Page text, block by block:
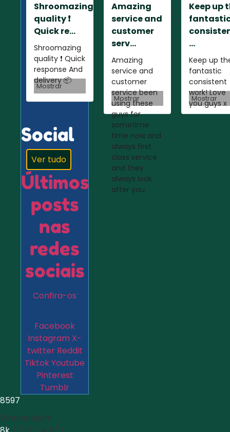
Shroomazing
quality ❗️
Quick re...
Shroomazing
quality ❗️ Quick
response And
delivery 📦
Mostrar
Amazing
service and
customer
serv...
Amazing
service and
customer
service been
using these
guys for
sometime
time now and
always first
class service
and they
always look
after you
Mostrar
Keep up
...
Keep up
fantastic
consistent
work! Love
you guys x
Mostrar
Social
Ver tudo
Últimos
posts
nas
redes
sociais
Confira-os
Facebook
Instagram X-
twitter Reddit
TiktokYoutube
Pinterest
Tumblr
8597
Wholecelium